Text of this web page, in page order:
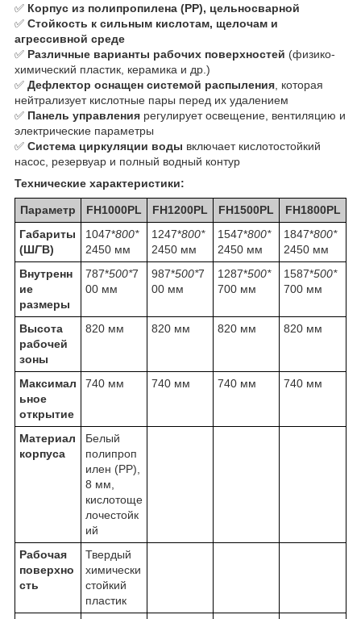
✅ Корпус из полипропилена (PP), цельносварной
✅ Стойкость к сильным кислотам, щелочам и
агрессивной среде
✅ Различные варианты рабочих поверхностей (физико-
химический пластик, керамика и др.)
✅ Дефлектор оснащен системой распыления , которая
нейтрализует кислотные пары перед их удалением
✅ Панель управления регулирует освещение, вентиляцию и
электрические параметры
✅ Система циркуляции воды включает кислотостойкий
насос, резервуар и полный водный контур
Технические характеристики:
Параметр FH1000PL FH1200PL FH1500PL
FH1800PL
Габариты
(ШГВ)
1047*800*
2450 мм
1247*800*
2450 мм
1547*800*
2450 мм
1847*800*
2450 мм
Внутренн
ие
размеры
787*500*7
00 мм
987*500*7
00 мм
1287*500*
700 мм
1587*500*
700 мм
Высота
рабочей
зоны
820 мм 820 мм 820 мм 820 мм
Максимал
ьное
открытие
740 мм 740 мм 740 мм 740 мм
Материал
корпуса
Белый
полипроп
илен (PP),
8 мм,
кислотоще
лочестойк
ий
Рабочая
поверхно
сть
Твердый
химически
стойкий
пластик